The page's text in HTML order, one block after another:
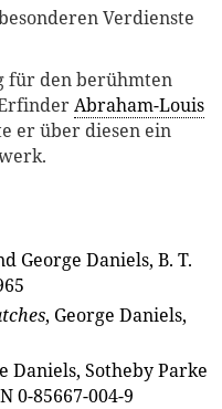
Verdienste
für den berühmten
Abraham-Louis
er über diesen ein
George Daniels, B. T.
, George Daniels,
Daniels, Sotheby Parke
0-85667-004-9